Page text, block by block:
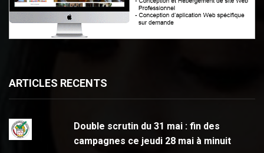
ARTICLES RECENTS
Double scrutin du 31 mai : fin des
campagnes ce jeudi 28 mai à minuit